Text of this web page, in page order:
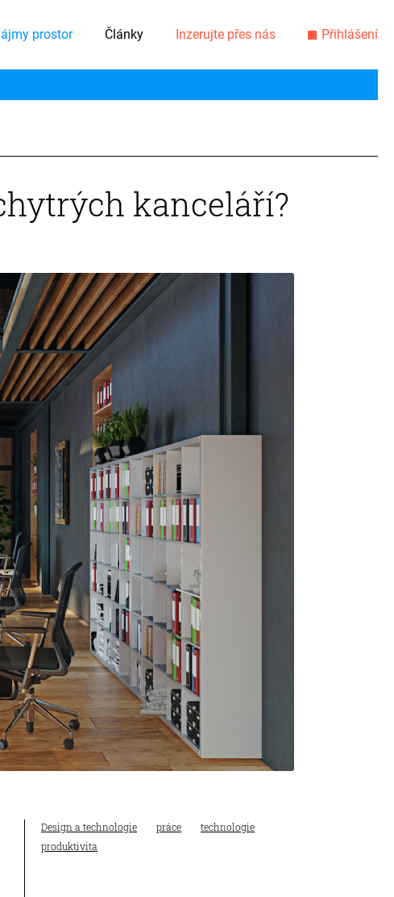
prostor Články Inzerujte přes nás Přihlášení
kanceláří?
Design a technologie práce
technologie
produktivita